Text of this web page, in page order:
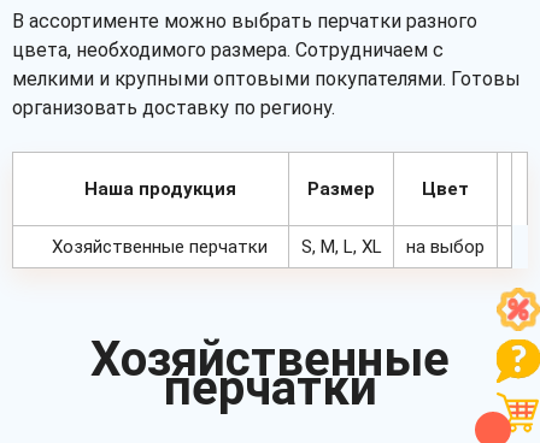
В ассортименте можно выбрать перчатки разного
цвета, необходимого размера. Сотрудничаем с
мелкими и крупными оптовыми покупателями. Готовы
организовать доставку по региону.
Наша продукция Размер Цвет
Хозяйственные перчатки S, M, L, XL на выбор
Хозяйственные
перчатки